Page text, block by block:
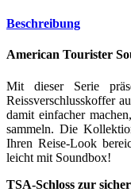
Beschreibung
American Tourister
Mit dieser Serie
Reissverschlusskoffer
damit einfacher
sammeln. Die
Ihren Reise-Look
leicht mit Soundbox!
TSA-Schloss zur